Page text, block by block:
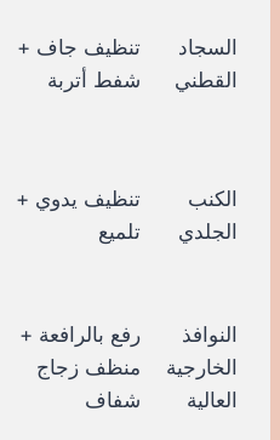
السجاد
القطني
تنظيف جاف +
شفط أتربة
الكنب
الجلدي
تنظيف يدوي +
تلميع
النوافذ
الخارجية
العالية
رفع بالرافعة +
منظف زجاج
شفاف